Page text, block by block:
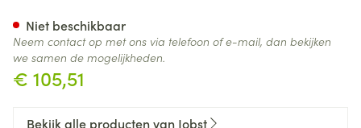
€ 105,51
Niet beschikbaar
Neem contact op met ons via telefoon of e-mail, dan bekijken
we samen de mogelijkheden.
Bekijk alle producten van Jobst